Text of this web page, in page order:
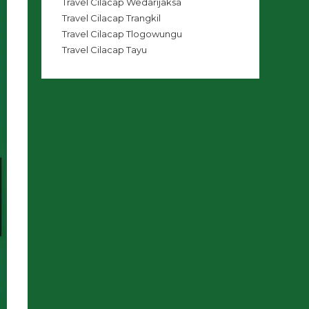
Travel Cilacap Trangkil
Travel Cilacap Tlogowungu
Travel Cilacap Tayu